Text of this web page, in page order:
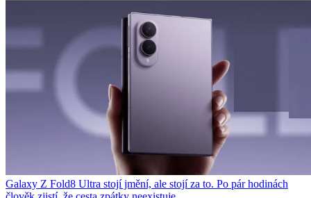
Galaxy Z Fold8 Ultra stojí jmění, ale stojí za to. Po pár hodinách